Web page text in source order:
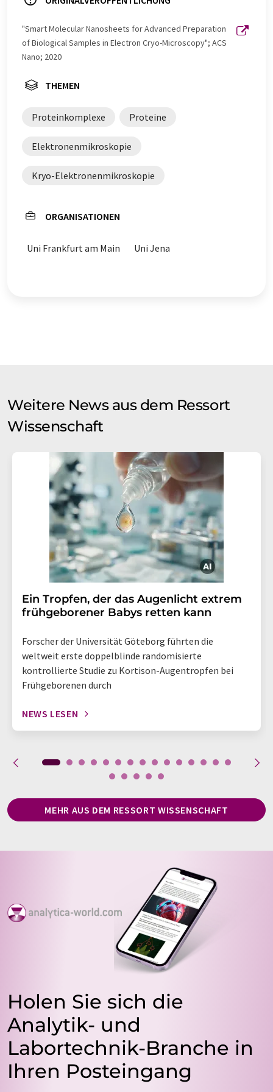
"Smart Molecular Nanosheets for Advanced Preparation
of Biological Samples in Electron Cryo-Microscopy"; ACS
Nano; 2020
THEMEN
Proteinkomplexe Proteine
Elektronenmikroskopie
Kryo-Elektronenmikroskopie
ORGANISATIONEN
Uni Frankfurt am Main Uni Jena
Weitere News aus dem Ressort
Wissenschaft
Ein Tropfen, der das Augenlicht extrem
frühgeborener Babys retten kann
Forscher der Universität Göteborg führten die
weltweit erste doppelblinde randomisierte
kontrollierte Studie zu Kortison-Augentropfen bei
Frühgeborenen durch
NEWS LESEN
MEHR AUS DEM RESSORT WISSENSCHAFT
Holen Sie sich die
Analytik- und
Labortechnik-Branche in
Ihren Posteingang